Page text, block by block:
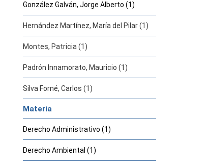
González Galván, Jorge Alberto (1)
Hernández Martínez, María del Pilar (1)
Montes, Patricia (1)
Padrón Innamorato, Mauricio (1)
Silva Forné, Carlos (1)
Materia
Derecho Administrativo (1)
Derecho Ambiental (1)